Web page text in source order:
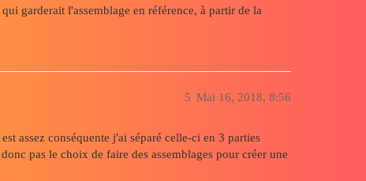
garderait l'assemblage en référence, à partir de la
Mai 16, 2018, 8:56
5
assez conséquente j'ai séparé celle-ci en 3 parties
pas le choix de faire des assemblages pour créer une